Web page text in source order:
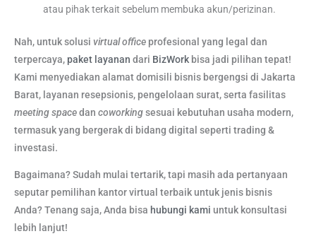
atau pihak terkait sebelum membuka akun/perizinan.
Nah, untuk solusi virtual office profesional yang legal dan
terpercaya, paket layanan dari BizWork bisa jadi pilihan tepat!
Kami menyediakan alamat domisili bisnis bergengsi di Jakarta
Barat, layanan resepsionis, pengelolaan surat, serta fasilitas
meeting spacedan coworkingsesuai kebutuhan usaha modern,
termasuk yang bergerak di bidang digital seperti trading &
investasi.
Bagaimana? Sudah mulai tertarik, tapi masih ada pertanyaan
seputar pemilihan kantor virtual terbaik untuk jenis bisnis
Anda? Tenang saja, Anda bisa hubungi kami untuk konsultasi
lebih lanjut!